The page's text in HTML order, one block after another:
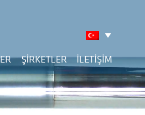
ŞIRKETLER İLETİŞİM